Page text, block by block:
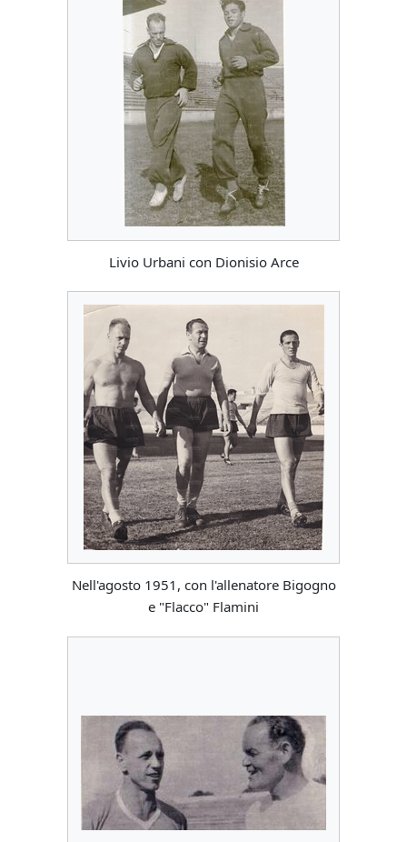
Livio Urbani con Dionisio Arce
Nell'agosto 1951, con l'allenatore Bigogno
e "Flacco" Flamini